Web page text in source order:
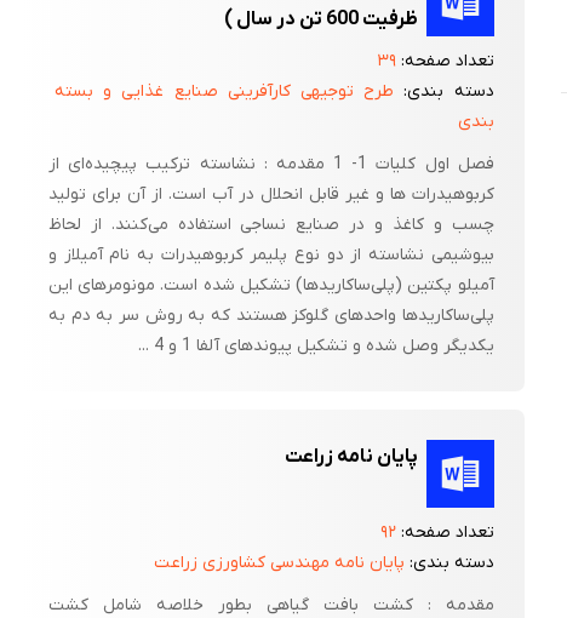
ظرفیت 600 تن در سال )
تعداد صفحه:۳۹
دسته بندی: طرح توجیهی کارآفرینی صنایع غذایی و بسته
بندی
فصل اول کلیات 1- 1 مقدمه : نشاسته ترکیب پیچیده‌ای از
کربوهیدرات‌ ها و غیر قابل انحلال در آب است. از آن برای تولید
چسب و کاغذ و در صنایع نساجی استفاده می‌کنند. از لحاظ
بیوشیمی نشاسته از دو نوع پلیمر کربوهیدرات به نام آمیلاز و
آمیلو پکتین (پلی‌ساکاریدها) تشکیل شده است. مونومرهای این
پلی‌ساکاریدها واحدهای گلوکز هستند که به روش سر به دم به
یکدیگر وصل شده و تشکیل پیوندهای آلفا 1 و 4 ...
پایان نامه زراعت
تعداد صفحه:۹۲
دسته بندی: پایان نامه مهندسی کشاورزی زراعت
مقدمه : کشت بافت گیاهی بطور خلاصه شامل کشت